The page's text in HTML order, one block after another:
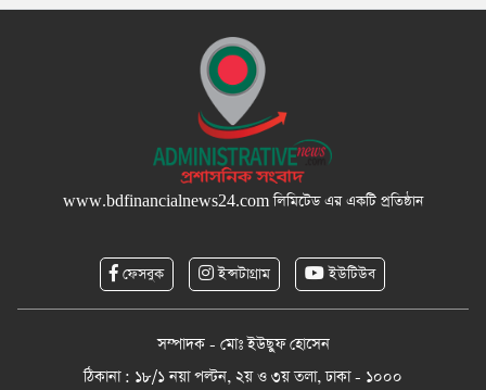
www.bdfinancialnews24.comলিমিটেড এর একটি প্রতিষ্ঠান
ফেসবুক ইন্সটাগ্রাম ইউটিউব
সম্পাদক - মোঃ ইউছুফ হোসেন
ঠিকানা : ১৮/১ নয়া পল্টন, ২য় ও ৩য় তলা, ঢাকা - ১০০০